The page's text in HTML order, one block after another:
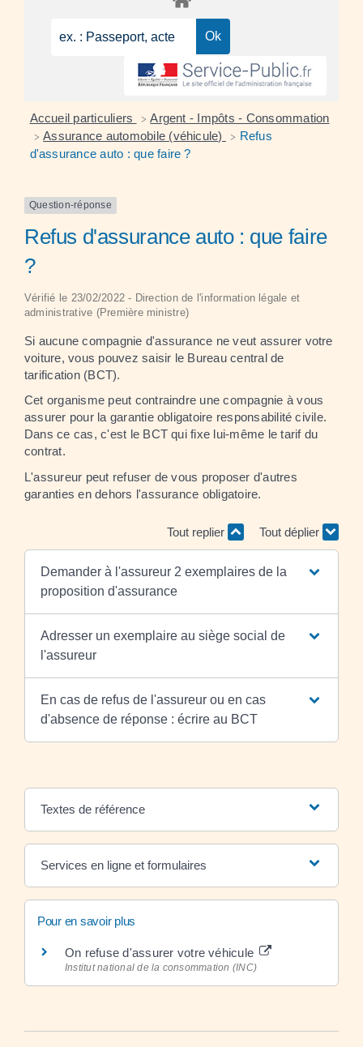
Accueil particuliers > Argent - Impôts - Consommation
> Assurance automobile (véhicule) > Refus
d'assurance auto : que faire ?
Question-réponse
Refus d'assurance auto : que faire
?
Vérifié le 23/02/2022 - Direction de l'information légale et
administrative (Première ministre)
Si aucune compagnie d'assurance ne veut assurer votre
voiture, vous pouvez saisir le Bureau central de
tarification (BCT).
Cet organisme peut contraindre une compagnie à vous
assurer pour la garantie obligatoire responsabilité civile.
Dans ce cas, c'est le BCT qui fixe lui-même le tarif du
contrat.
L'assureur peut refuser de vous proposer d'autres
garanties en dehors l'assurance obligatoire.
Tout replier Tout déplier
Demander à l'assureur 2 exemplaires de la
proposition d'assurance
Adresser un exemplaire au siège social de
l'assureur
En cas de refus de l'assureur ou en cas
d'absence de réponse : écrire au BCT
Textes de référence
Services en ligne et formulaires
Pour en savoir plus
On refuse d'assurer votre véhicule
Institut national de la consommation (INC)